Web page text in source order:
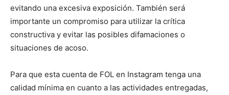
evitando una excesiva exposición. También será
importante un compromiso para utilizar la crítica
constructiva y evitar las posibles difamaciones o
situaciones de acoso.
Para que esta cuenta de FOL en Instagram tenga una
calidad mínima en cuanto a las actividades entregadas,